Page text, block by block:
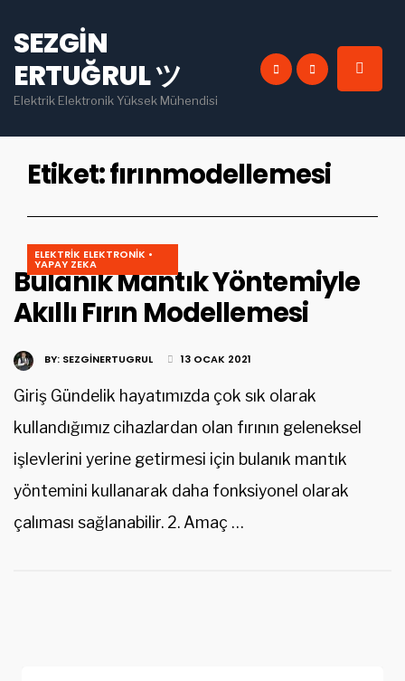
INSTAGRAM
YOU TUBE LINKEDIN
SEZGIN
ERTUĞRUL ツ
Elektrik Elektronik Yüksek Mühendisi
Etiket:fırınmodellemesi
ELEKTRIK ELEKTRONIK •
YAPAY ZEKA
Bulanık Mantık Yöntemiyle
Akıllı Fırın Modellemesi
BY: SEZGINERTUGRUL 13 OCAK 2021
Giriş Gündelik hayatımızda çok sık olarak
kullandığımız cihazlardan olan fırının geleneksel
işlevlerini yerine getirmesi için bulanık mantık
yöntemini kullanarak daha fonksiyonel olarak
çalıması sağlanabilir. 2. Amaç …